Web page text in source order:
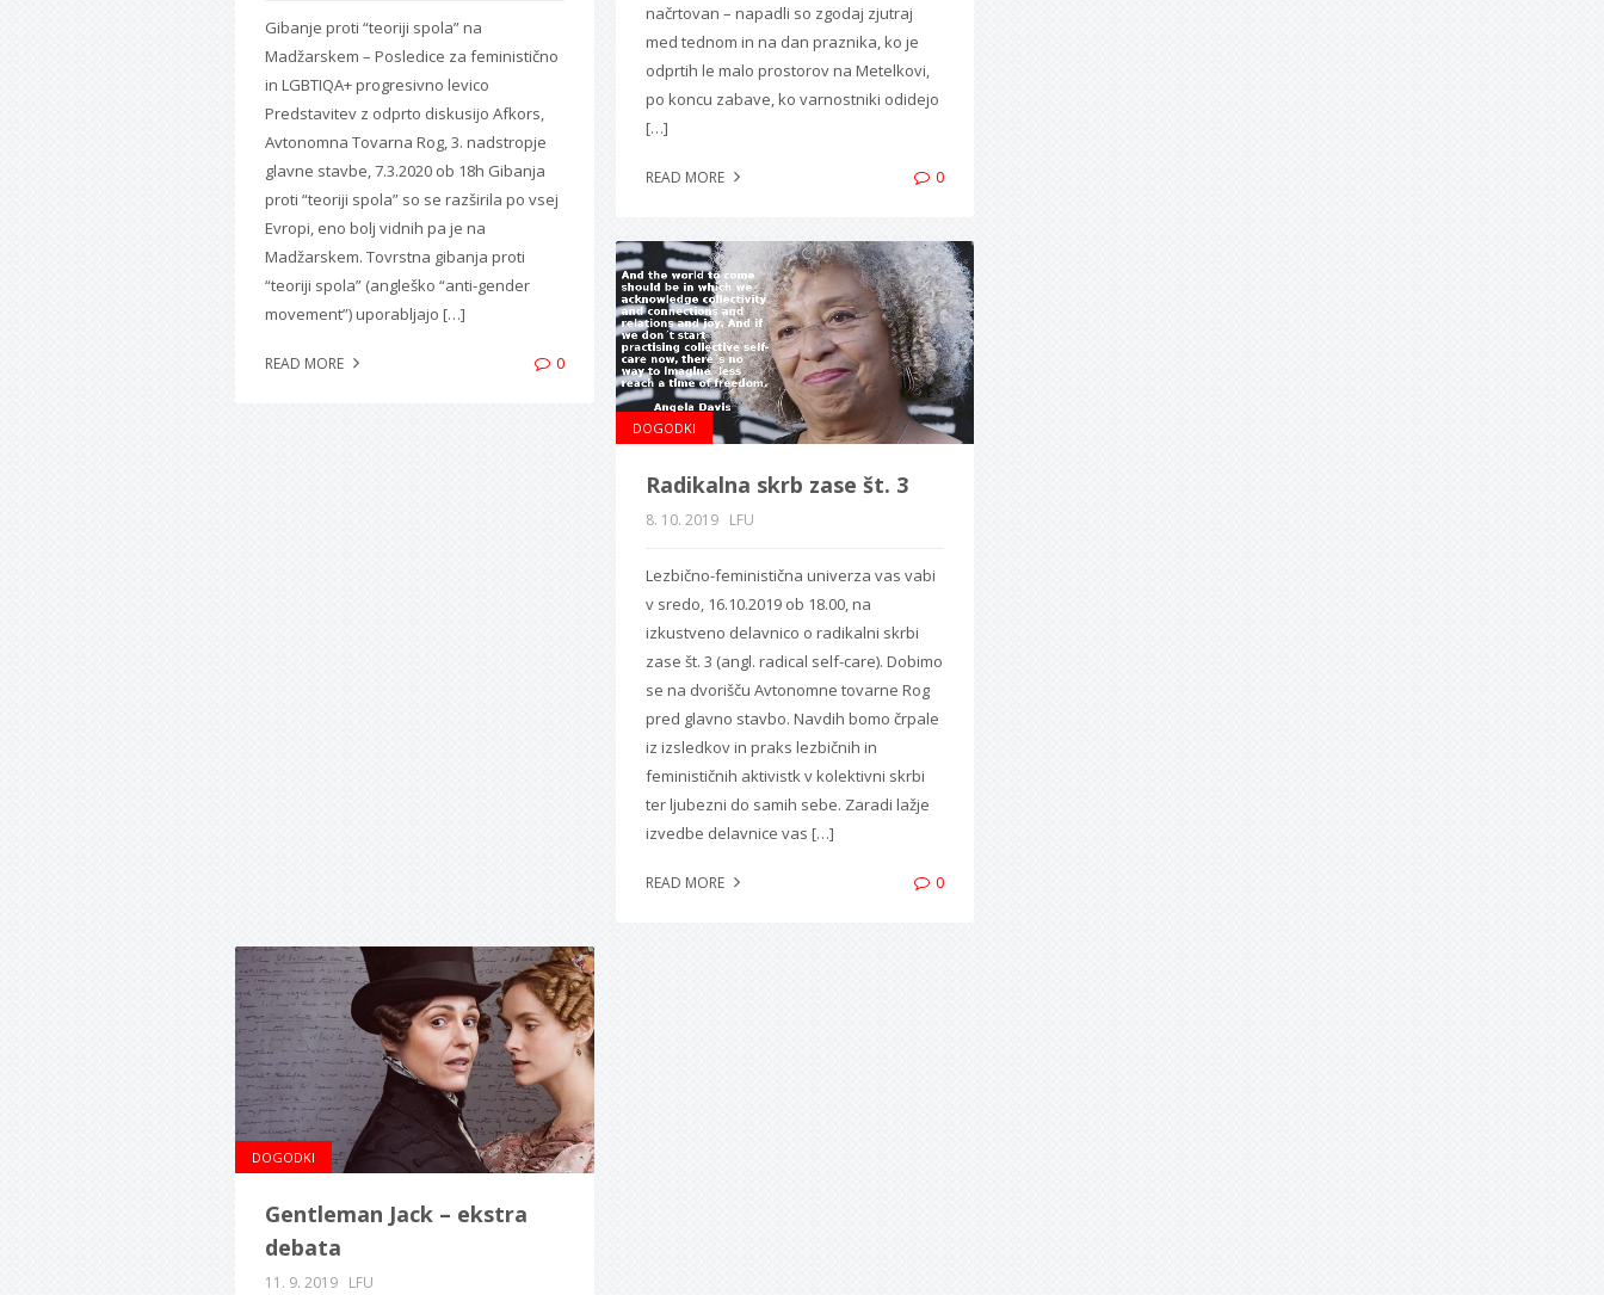
Gibanje proti “teoriji spola” na
Madžarskem – Posledice za feministično
in LGBTIQA+ progresivno levico
Predstavitev z odprto diskusijo Afkors,
Avtonomna Tovarna Rog, 3. nadstropje
glavne stavbe, 7.3.2020 ob 18h Gibanja
proti “teoriji spola” so se razširila po vsej
Evropi, eno bolj vidnih pa je na
Madžarskem. Tovrstna gibanja proti
“teoriji spola” (angleško “anti-gender
movement”) uporabljajo […]
READ MORE 0
načrtovan – napadli so zgodaj zjutraj
med tednom in na dan praznika, ko je
odprtih le malo prostorov na Metelkovi,
po koncu zabave, ko varnostniki odidejo
[…]
READ MORE 0
DOGODKI
Radikalna skrb zase št. 3
8. 10. 2019 LFU
Lezbično-feministična univerza vas vabi
v sredo, 16.10.2019 ob 18.00, na
izkustveno delavnico o radikalni skrbi
zase št. 3 (angl. radical self-care). Dobimo
se na dvorišču Avtonomne tovarne Rog
pred glavno stavbo. Navdih bomo črpale
iz izsledkov in praks lezbičnih in
feminističnih aktivistk v kolektivni skrbi
ter ljubezni do samih sebe. Zaradi lažje
izvedbe delavnice vas […]
READ MORE 0
DOGODKI
Gentleman Jack – ekstra
debata
11. 9. 2019 LFU